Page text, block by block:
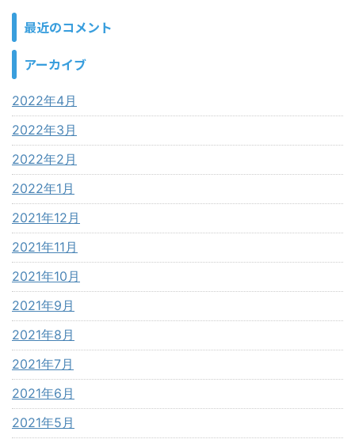
最近のコメント
アーカイブ
2022年4月
2022年3月
2022年2月
2022年1月
2021年12月
2021年11月
2021年10月
2021年9月
2021年8月
2021年7月
2021年6月
2021年5月